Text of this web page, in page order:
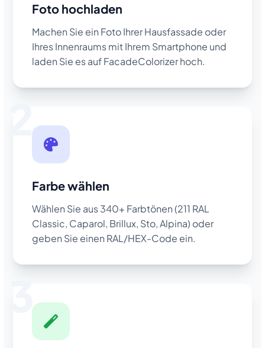
Foto hochladen
Machen Sie ein Foto Ihrer Hausfassade oder
Ihres Innenraums mit Ihrem Smartphone und
laden Sie es auf FacadeColorizer hoch.
2
Farbe wählen
Wählen Sie aus 340+ Farbtönen (211 RAL
Classic, Caparol, Brillux, Sto, Alpina) oder
geben Sie einen RAL/HEX-Code ein.
3